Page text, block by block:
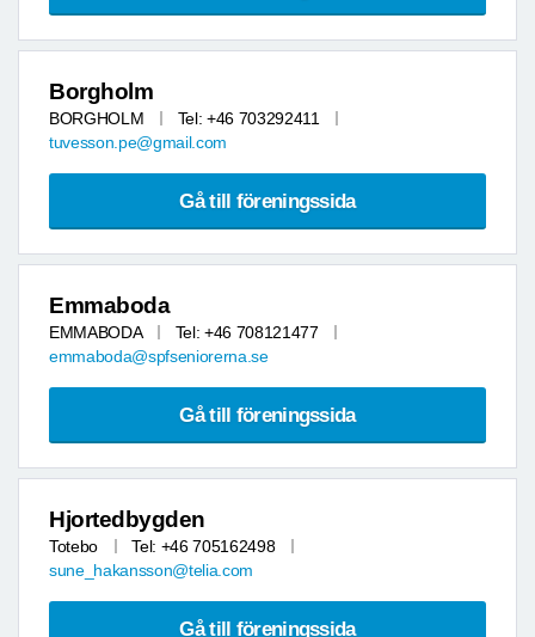
Borgholm
BORGHOLM
Tel: +46 703292411
tuvesson.pe@gmail.com
Gå till föreningssida
Emmaboda
EMMABODA
Tel: +46 708121477
emmaboda@spfseniorerna.se
Gå till föreningssida
Hjortedbygden
Totebo
Tel: +46 705162498
sune_hakansson@telia.com
Gå till föreningssida